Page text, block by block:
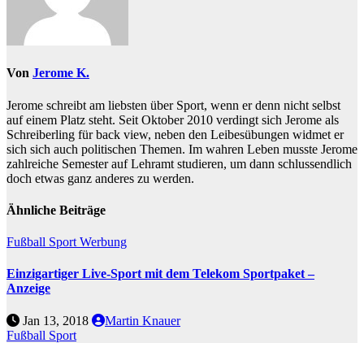
Von Jerome K.
Jerome schreibt am liebsten über Sport, wenn er denn nicht selbst
auf einem Platz steht. Seit Oktober 2010 verdingt sich Jerome als
Schreiberling für back view, neben den Leibesübungen widmet er
sich sich auch politischen Themen. Im wahren Leben musste Jerome
zahlreiche Semester auf Lehramt studieren, um dann schlussendlich
doch etwas ganz anderes zu werden.
Ähnliche Beiträge
Fußball Sport Werbung
Einzigartiger Live-Sport mit dem Telekom Sportpaket –
Anzeige
Jan 13, 2018
Martin Knauer
Fußball Sport